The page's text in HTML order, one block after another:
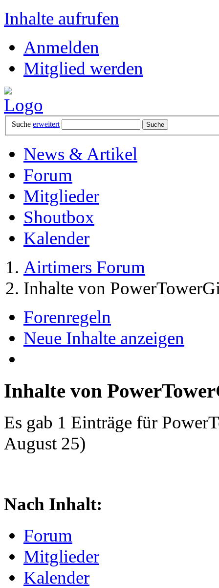
Inhalte aufrufen
Anmelden
Mitglied werden
Suche erweitert
News & Artikel
Forum
Mitglieder
Shoutbox
Kalender
Airtimers Forum
Inhalte von
Forenregeln
Neue Inhalte anzeigen
Inhalte von
Es gab 1 Einträge für
August 25)
Nach Inhalt:
Forum
Mitglieder
Kalender